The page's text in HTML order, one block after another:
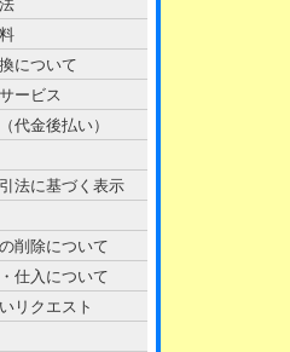
について
ービス
代金後払い）
法に基づく表示
削除について
仕入について
リクエスト